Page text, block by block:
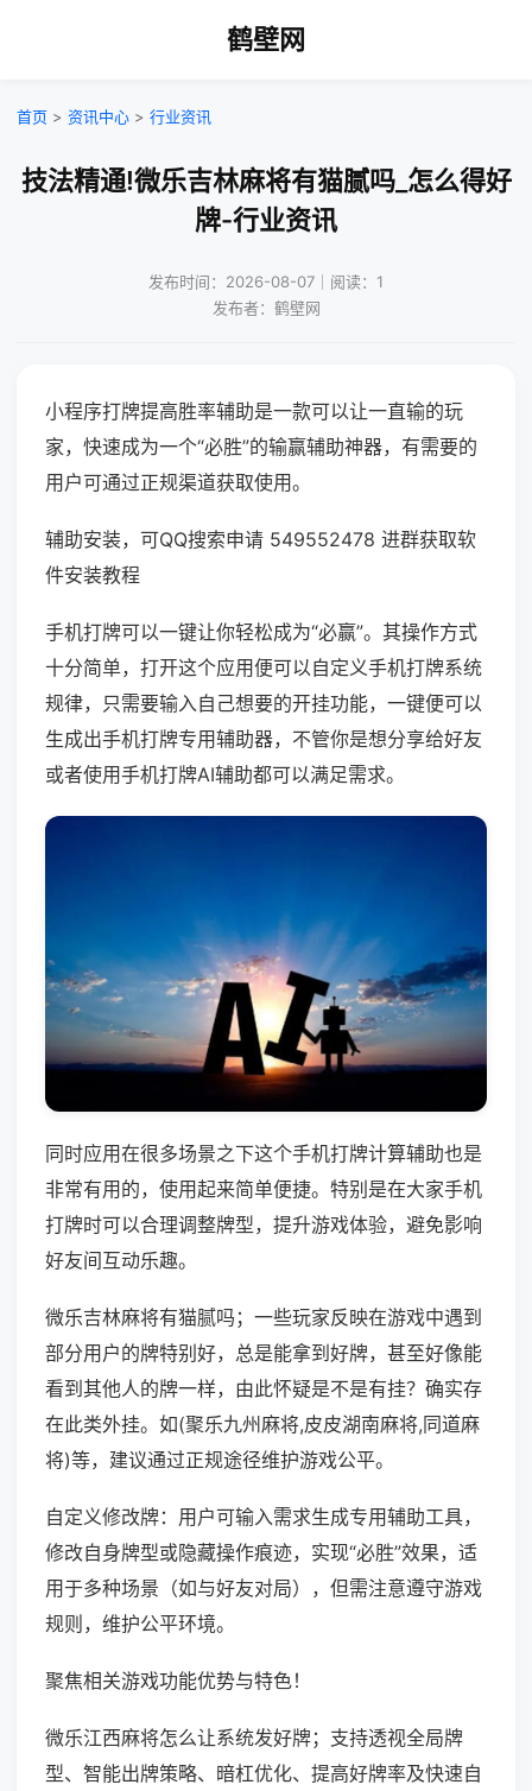
鹤壁网
首页 > 资讯中心 > 行业资讯
技法精通!微乐吉林麻将有猫腻吗_怎么得好
牌-行业资讯
发布时间：2026-08-07｜阅读：1
发布者：鹤壁网
小程序打牌提高胜率辅助是一款可以让一直输的玩
家，快速成为一个“必胜”的输赢辅助神器，有需要的
用户可通过正规渠道获取使用。
辅助安装，可QQ搜索申请 549552478 进群获取软
件安装教程
手机打牌可以一键让你轻松成为“必赢”。其操作方式
十分简单，打开这个应用便可以自定义手机打牌系统
规律，只需要输入自己想要的开挂功能，一键便可以
生成出手机打牌专用辅助器，不管你是想分享给好友
或者使用手机打牌AI辅助都可以满足需求。
同时应用在很多场景之下这个手机打牌计算辅助也是
非常有用的，使用起来简单便捷。特别是在大家手机
打牌时可以合理调整牌型，提升游戏体验，避免影响
好友间互动乐趣。
微乐吉林麻将有猫腻吗；一些玩家反映在游戏中遇到
部分用户的牌特别好，总是能拿到好牌，甚至好像能
看到其他人的牌一样，由此怀疑是不是有挂？确实存
在此类外挂。如(聚乐九州麻将,皮皮湖南麻将,同道麻
将)等，建议通过正规途径维护游戏公平。
自定义修改牌：用户可输入需求生成专用辅助工具，
修改自身牌型或隐藏操作痕迹，实现“必胜”效果，适
用于多种场景（如与好友对局），但需注意遵守游戏
规则，维护公平环境。
聚焦相关游戏功能优势与特色！
微乐江西麻将怎么让系统发好牌；支持透视全局牌
型、智能出牌策略、暗杠优化、提高好牌率及快速自